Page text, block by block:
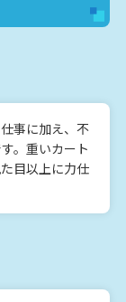
事に加え、不
。重いカート
目以上に力仕